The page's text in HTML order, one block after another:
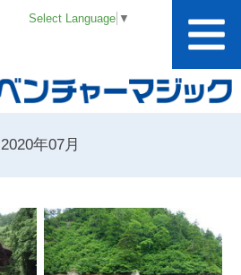
Select Language ▼
2020年07月